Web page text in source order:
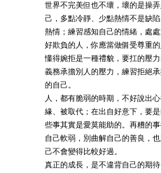
世界不完美但也不壞，壞的是操
己，多點冷靜、少點熱情不是缺
熱情；練習感知自己的情緒，處
好欺負的人，你應當做個受尊重的
懂得婉拒是一種禮貌，要扛的壓
義務承擔別人的壓力，練習拒絕
的自己。
人，都有脆弱的時期，不好說出
緣、被取代；在出自好意下，要
些事其實是愛莫能助的。再糟的
自己軟弱，別曲解自己的善良，
己不會變得比較好過。
真正的成長，是不違背自己的期